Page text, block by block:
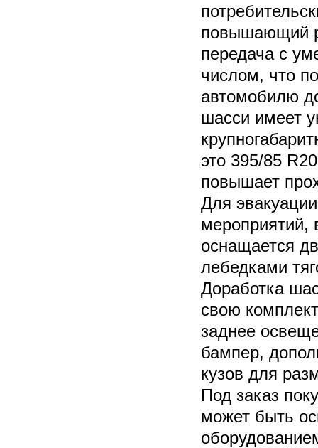
повышающий
передача с
числом, что
автомобилю
шасси имеет
это 395/85
повышает
Для
мероприятий,
оснащается
лебедками
Доработка
свою
заднее
бампер,
кузов для
Под заказ
может быть